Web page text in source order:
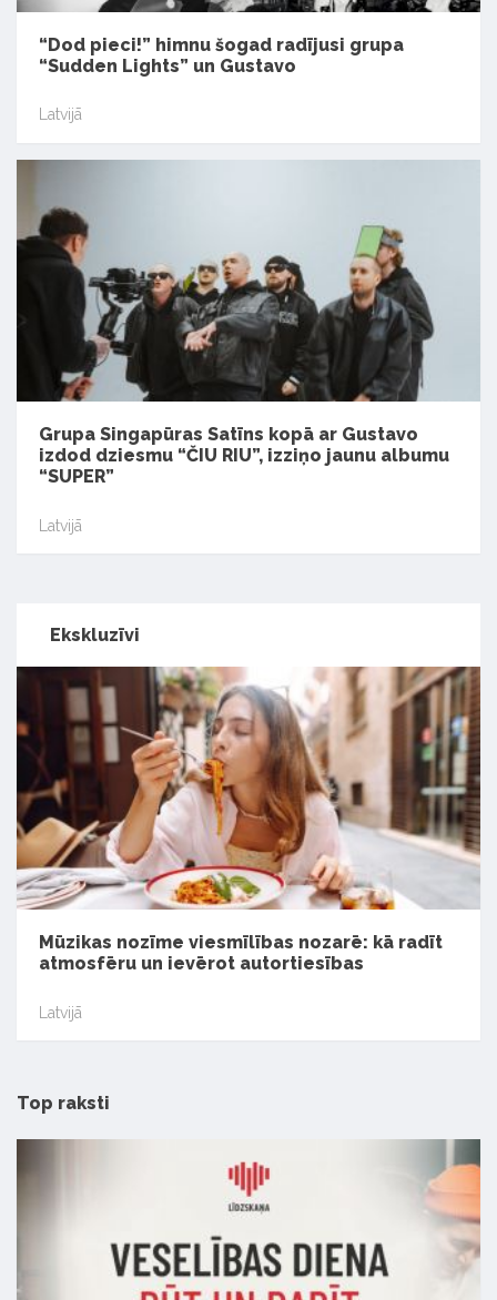
“Dod pieci!” himnu šogad radījusi grupa
“Sudden Lights” un Gustavo
Latvijā
Grupa Singapūras Satīns kopā ar Gustavo
izdod dziesmu “ČIU RIU”, izziņo jaunu albumu
“SUPER”
Latvijā
Ekskluzīvi
Mūzikas nozīme viesmīlības nozarē: kā radīt
atmosfēru un ievērot autortiesības
Latvijā
Top raksti